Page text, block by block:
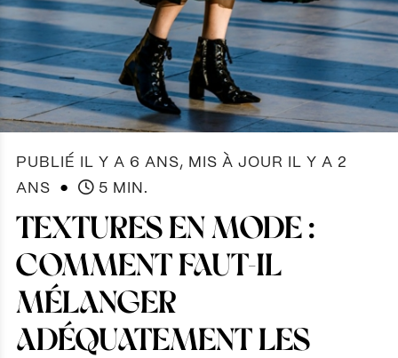
PUBLIÉ IL Y A 6 ANS, MIS À JOUR IL Y A 2
ANS
● 5 MIN.
TEXTURES EN MODE :
COMMENT FAUT-IL
MÉLANGER
ADÉQUATEMENT LES